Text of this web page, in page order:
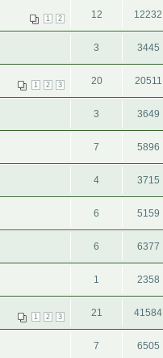
1 2 12 12232
3 3445
1 2 3 20 20511
3 3649
7 5896
4 3715
6 5159
6 6377
1 2358
1 2 3 21 41584
7 6505